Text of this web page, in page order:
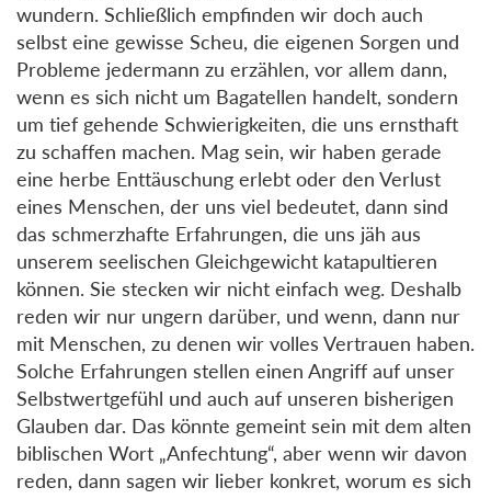
wundern. Schließlich empfinden wir doch auch
selbst eine gewisse Scheu, die eigenen Sorgen und
Probleme jedermann zu erzählen, vor allem dann,
wenn es sich nicht um Bagatellen handelt, sondern
um tief gehende Schwierigkeiten, die uns ernsthaft
zu schaffen machen. Mag sein, wir haben gerade
eine herbe Enttäuschung erlebt oder den Verlust
eines Menschen, der uns viel bedeutet, dann sind
das schmerzhafte Erfahrungen, die uns jäh aus
unserem seelischen Gleichgewicht katapultieren
können. Sie stecken wir nicht einfach weg. Deshalb
reden wir nur ungern darüber, und wenn, dann nur
mit Menschen, zu denen wir volles Vertrauen haben.
Solche Erfahrungen stellen einen Angriff auf unser
Selbstwertgefühl und auch auf unseren bisherigen
Glauben dar. Das könnte gemeint sein mit dem alten
biblischen Wort „Anfechtung“, aber wenn wir davon
reden, dann sagen wir lieber konkret, worum es sich